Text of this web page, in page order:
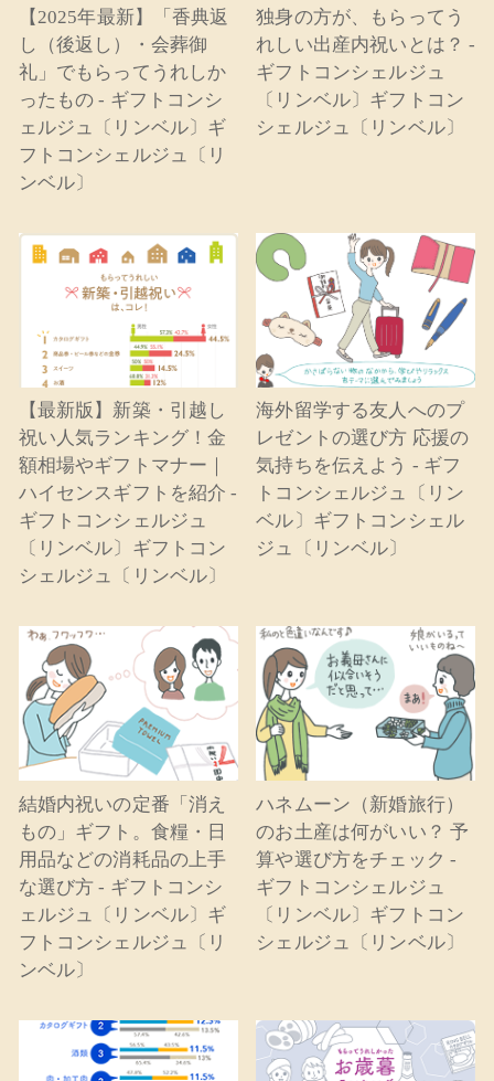
【2025年最新】「香典返
し（後返し）・会葬御
礼」でもらってうれしか
ったもの - ギフトコンシ
ェルジュ〔リンベル〕ギ
フトコンシェルジュ〔リ
ンベル〕
独身の方が、もらってう
れしい出産内祝いとは？ -
ギフトコンシェルジュ
〔リンベル〕ギフトコン
シェルジュ〔リンベル〕
【最新版】新築・引越し
祝い人気ランキング！金
額相場やギフトマナー｜
ハイセンスギフトを紹介 -
ギフトコンシェルジュ
〔リンベル〕ギフトコン
シェルジュ〔リンベル〕
海外留学する友人へのプ
レゼントの選び方 応援の
気持ちを伝えよう - ギフ
トコンシェルジュ〔リン
ベル〕ギフトコンシェル
ジュ〔リンベル〕
結婚内祝いの定番「消え
もの」ギフト。食糧・日
用品などの消耗品の上手
な選び方 - ギフトコンシ
ェルジュ〔リンベル〕ギ
フトコンシェルジュ〔リ
ンベル〕
ハネムーン（新婚旅行）
のお土産は何がいい？ 予
算や選び方をチェック -
ギフトコンシェルジュ
〔リンベル〕ギフトコン
シェルジュ〔リンベル〕